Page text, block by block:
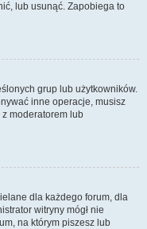
lub usunąć. Zapobiega to
grup lub użytkowników.
inne operacje, musisz
moderatorem lub
dla każdego forum, dla
witryny mógł nie
na którym piszesz lub